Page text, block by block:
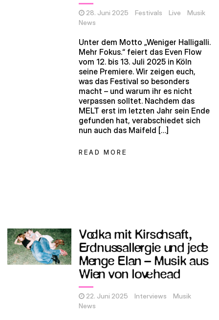
28. Juni 2025 Festivals Live
Musik
News
Unter dem Motto „Weniger Halligalli.
Mehr Fokus.“ feiert das Even Flow
vom 12. bis 13. Juli 2025 in Köln
seine Premiere. Wir zeigen euch,
was das Festival so besonders
macht – und warum ihr es nicht
verpassen solltet. Nachdem das
MELT erst im letzten Jahr sein Ende
gefunden hat, verabschiedet sich
nun auch das Maifeld […]
READ MORE
Vodka mit Kirschsaft,
Erdnussallergie und jede
Menge Elan – Musik aus
Wien von lovehead
22. Juni 2025 Interviews
Musik
News